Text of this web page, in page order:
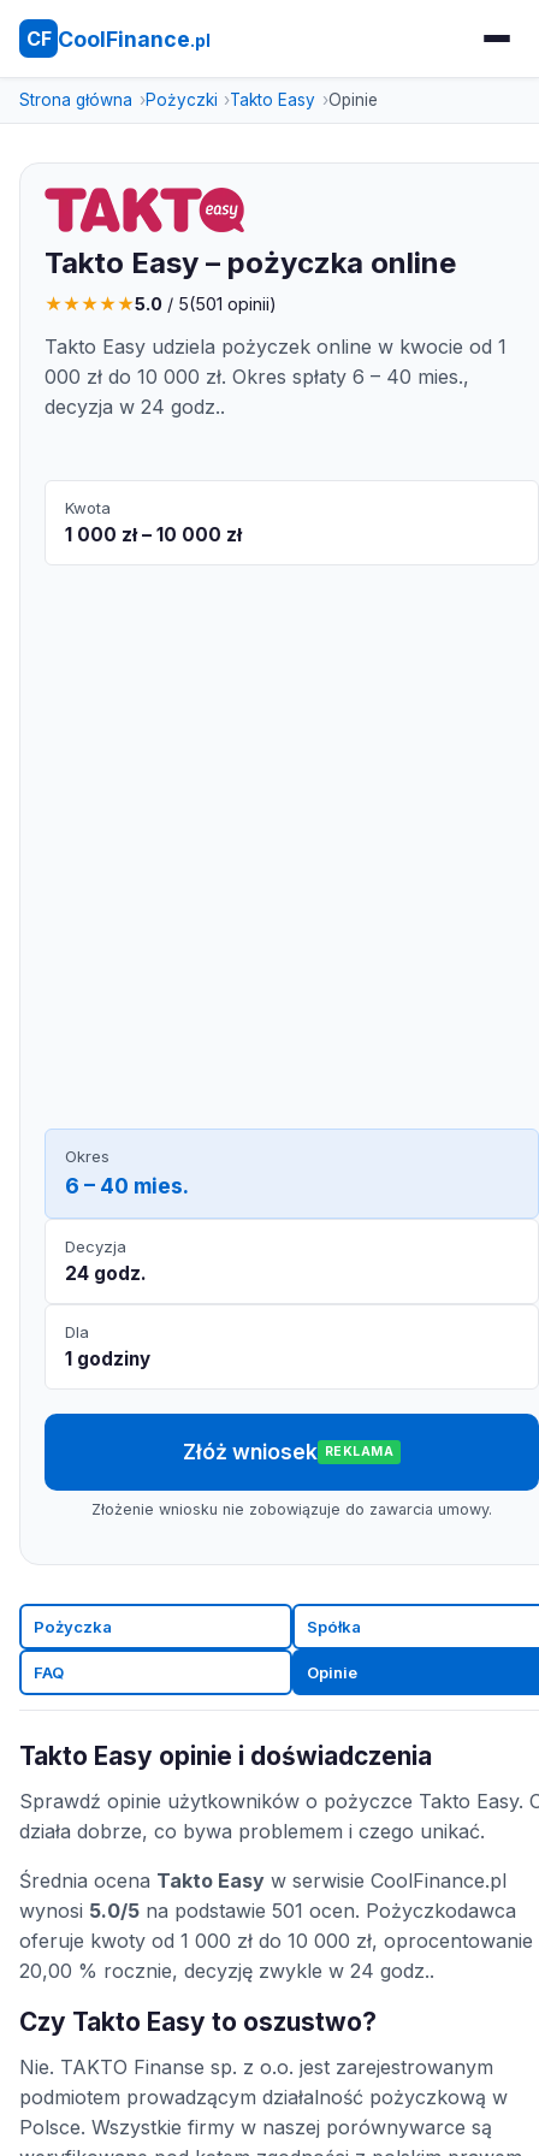
CF CoolFinance.pl
Strona główna Pożyczki Takto Easy Opinie
Takto Easy – pożyczka online
★★★★★5.0 / 5(501 opinii)
Takto Easy udziela pożyczek online w kwocie od 1
000 zł do 10 000 zł. Okres spłaty 6 – 40 mies.,
decyzja w 24 godz..
Kwota
1 000 zł – 10 000 zł
Okres
6 – 40 mies.
Decyzja
24 godz.
Dla
1 godziny
Złóż wniosek REKLAMA
Złożenie wniosku nie zobowiązuje do zawarcia umowy.
Pożyczka Spółka
FAQ Opinie
Takto Easy opinie i doświadczenia
Sprawdź opinie użytkowników o pożyczce Takto Easy.
działa dobrze, co bywa problemem i czego unikać.
Średnia ocena Takto Easy w serwisie CoolFinance.pl
wynosi 5.0/5 na podstawie 501 ocen. Pożyczkodawca
oferuje kwoty od 1 000 zł do 10 000 zł, oprocentowanie
20,00 % rocznie, decyzję zwykle w 24 godz..
Czy Takto Easy to oszustwo?
Nie. TAKTO Finanse sp. z o.o. jest zarejestrowanym
podmiotem prowadzącym działalność pożyczkową w
Polsce. Wszystkie firmy w naszej porównywarce są